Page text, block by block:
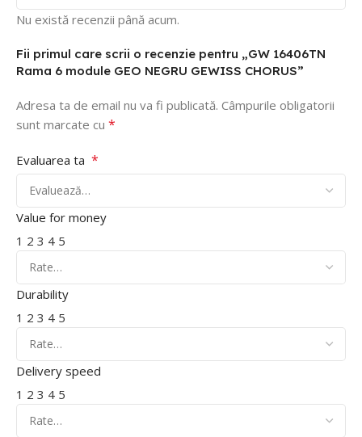
Nu există recenzii până acum.
Fii primul care scrii o recenzie pentru „GW 16406TN
Rama 6 module GEO NEGRU GEWISS CHORUS”
Adresa ta de email nu va fi publicată. Câmpurile obligatorii
sunt marcate cu *
Evaluarea ta *
Value for money
1 2 3 4 5
Durability
1 2 3 4 5
Delivery speed
1 2 3 4 5